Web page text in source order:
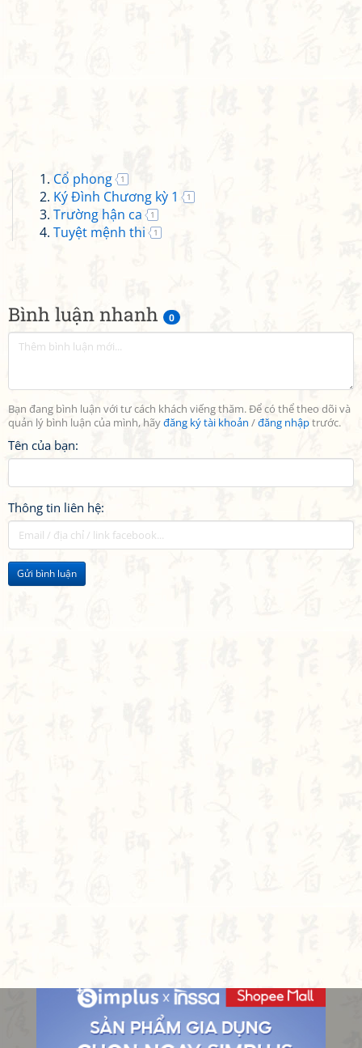
Bình luận nhanh 0
Bạn đang bình luận với tư cách khách viếng thăm. Để có thể theo dõi và
quản lý bình luận của mình, hãyđăng ký tài khoản /đăng nhậptrước.
Tên của bạn:
Thông tin liên hệ:
Gửi bình luận
Cổ phong 1
Ký Đình Chương kỳ 1 1
Trường hận ca 1
Tuyệt mệnh thi 1